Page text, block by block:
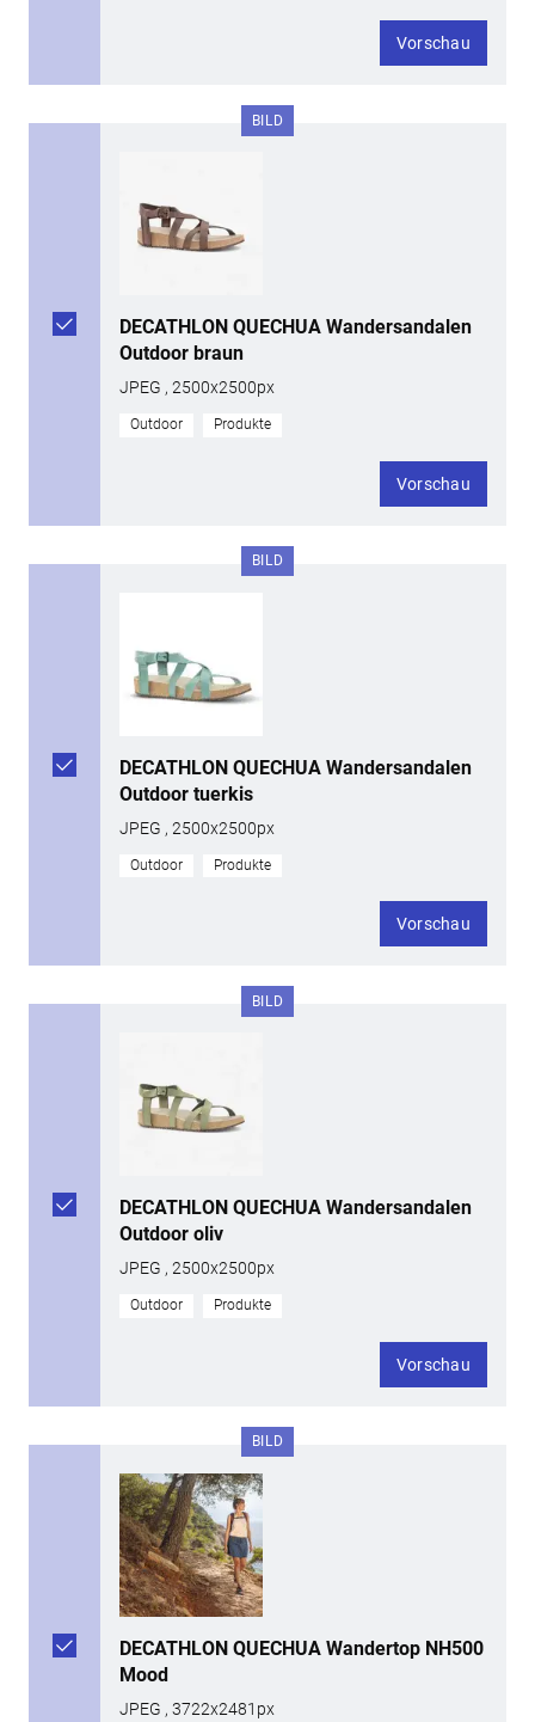
Vorschau
BILD
DECATHLON QUECHUA Wandersandalen
Outdoor braun
JPEG , 2500x2500px
Outdoor Produkte
Vorschau
BILD
DECATHLON QUECHUA Wandersandalen
Outdoor tuerkis
JPEG , 2500x2500px
Outdoor Produkte
Vorschau
BILD
DECATHLON QUECHUA Wandersandalen
Outdoor oliv
JPEG , 2500x2500px
Outdoor Produkte
Vorschau
BILD
DECATHLON QUECHUA Wandertop NH500
Mood
JPEG , 3722x2481px